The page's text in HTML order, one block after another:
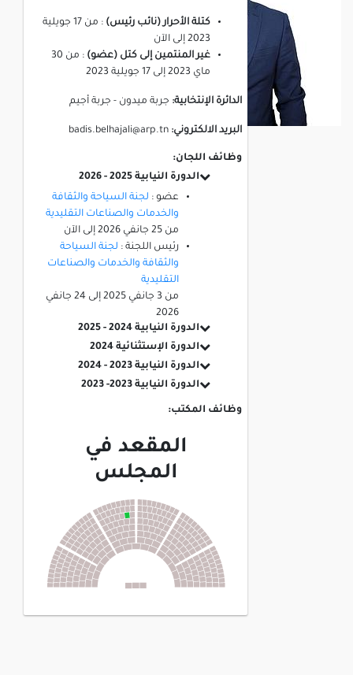
كتلة الأحرار (نائب رئيس): من
17 جويلية
2023 إلىالآن
غير المنتمين إلى كتل (عضو): من 30
ماي 2023
إلى17 جويلية 2023
الدائرة الإنتخابية: جربة ميدون - جربة أجيم
البريد الالكتروني: badis.belhajali@arp.tn
وظائف اللجان:
الدورة النيابية 2025 - 2026
عضو : لجنة السياحة والثقافة
والخدمات والصناعات التقليدية
من25 جانفي 2026 إلىالآن
رئيس اللجنة : لجنة السياحة
والثقافة والخدمات والصناعات
التقليدية
من 3 جانفي 2025 إلى
24 جانفي
2026
الدورة النيابية 2024 - 2025
الدورة الإستثنائية 2024
الدورة النيابية 2023 - 2024
الدورة النيابية 2023- 2023
وظائف المكتب:
المقعد في
المجلس